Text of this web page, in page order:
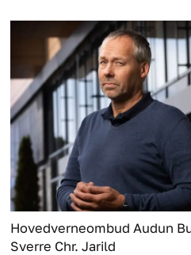
Hovedverneombud Audun
Sverre Chr. Jarild